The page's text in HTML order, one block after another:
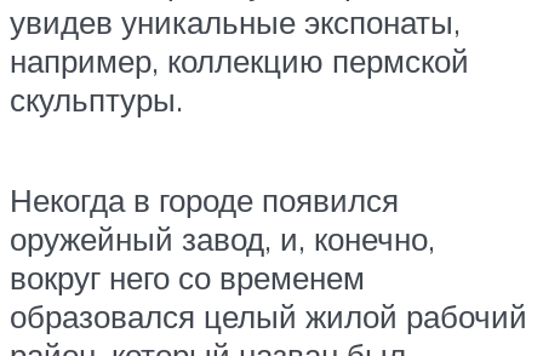
увидев уникальные экспонаты,
например, коллекцию пермской
скульптуры.
Некогда в городе появился
оружейный завод, и, конечно,
вокруг него со временем
образовался целый жилой рабочий